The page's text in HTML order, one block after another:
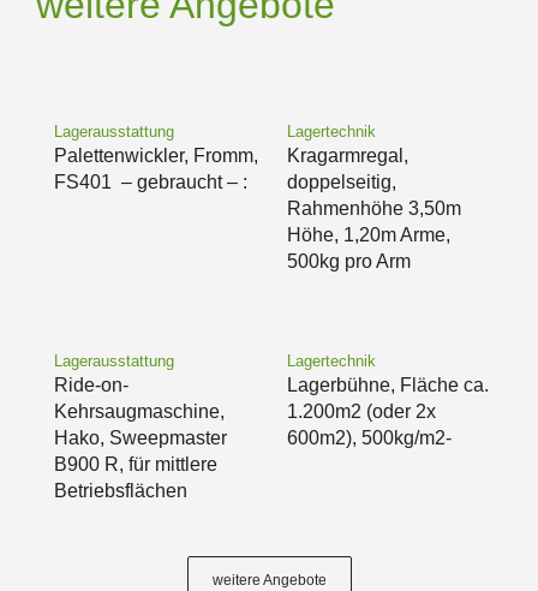
Lagerausstattung
Palettenwickler, Fromm,
FS401 – gebraucht – :
Lagertechnik
Kragarmregal,
doppelseitig,
Rahmenhöhe 3,50m
Höhe, 1,20m Arme,
500kg pro Arm
Lagerausstattung
Ride-on-
Kehrsaugmaschine,
Hako, Sweepmaster
B900 R, für mittlere
Betriebsflächen
Lagertechnik
Lagerbühne, Fläche ca.
1.200m2 (oder 2x
600m2), 500kg/m2-
weitere Angebote